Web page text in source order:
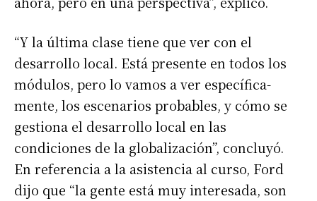
Suscribirme gratis
“Y la última clase tiene que ver con el
desarrollo local. Está presente en todos los
módulos, pero lo vamos a ver específica-
mente, los escenarios probables, y cómo se
gestiona el desarrollo local en las
condiciones de la globalización”, concluyó.
En referencia a la asistencia al curso, Ford
dijo que “la gente está muy interesada, son